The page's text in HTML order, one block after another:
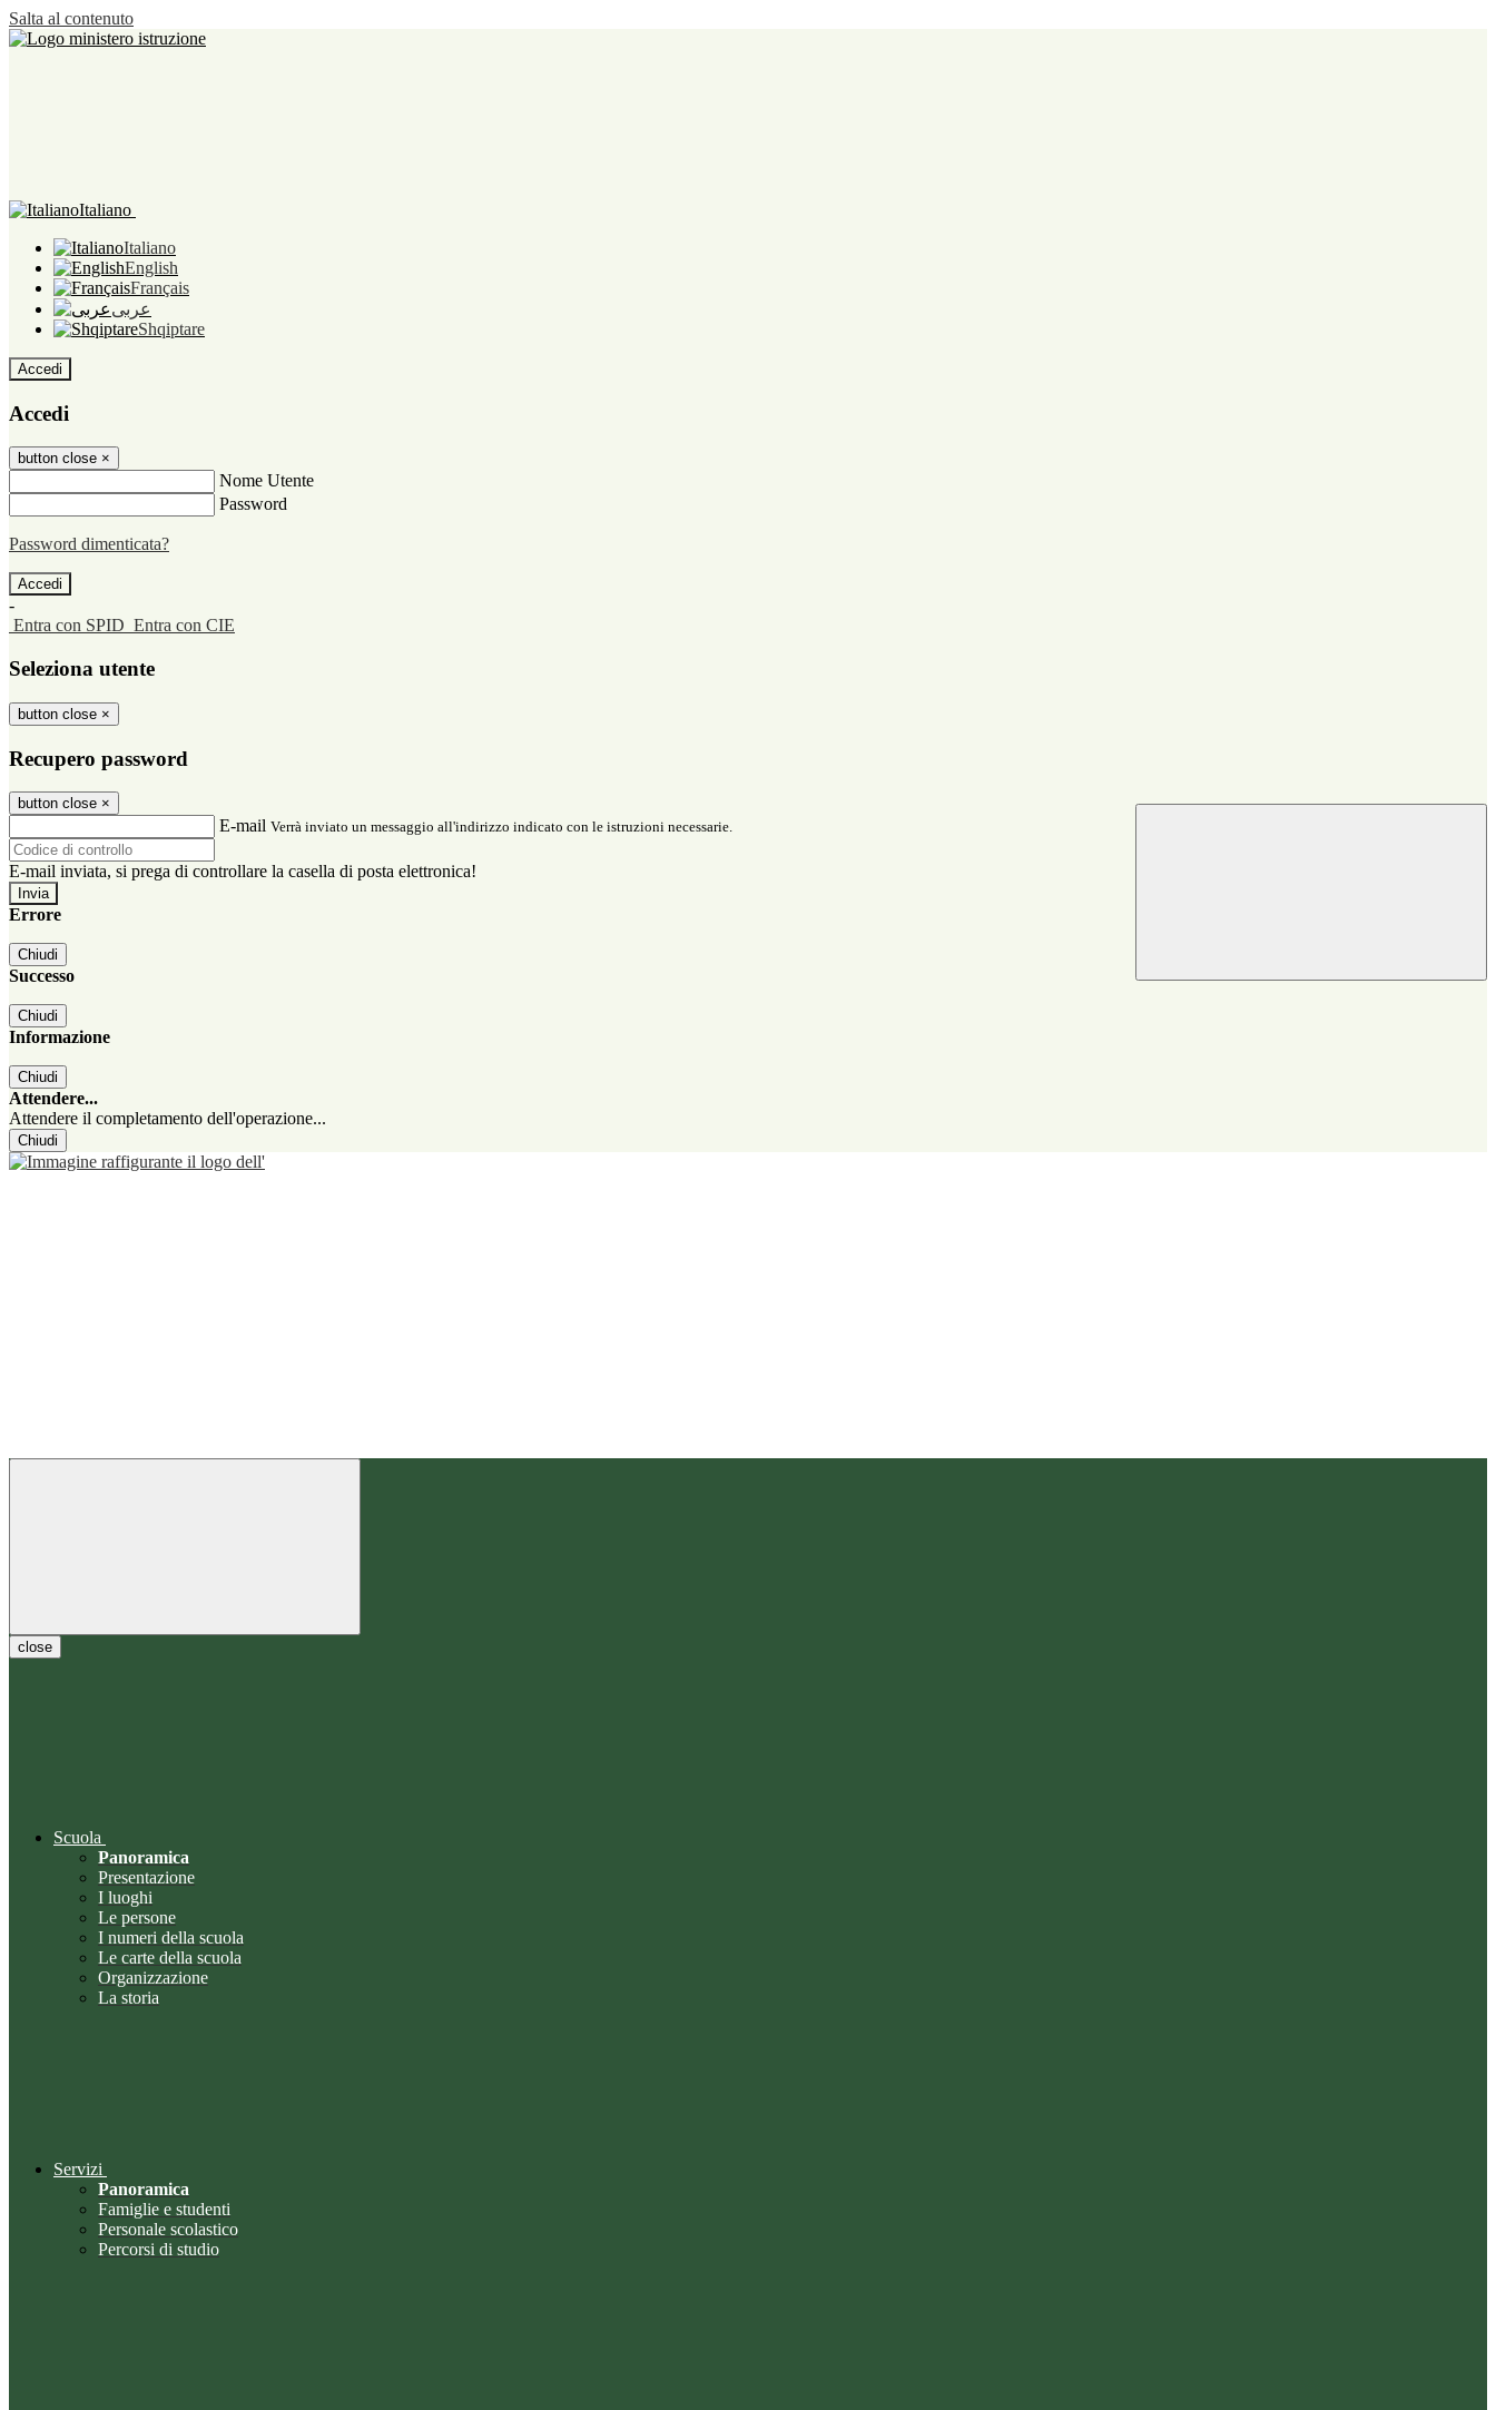
Salta al contenuto
Italiano
Italiano
English
Français
عربى
Shqiptare
Accedi
Accedi
button close ×
Nome Utente
Password
Password dimenticata?
-
Entra con SPID Entra con CIE
Seleziona utente
button close ×
Recupero password
button close ×
E-mail Verrà inviato un messaggio all'indirizzo indicato con le istruzioni necessarie.
E-mail inviata, si prega di controllare la casella di posta elettronica!
Errore
Chiudi
Successo
Chiudi
Informazione
Chiudi
Attendere...
Attendere il completamento dell'operazione...
Chiudi
close
Scuola
Panoramica
Presentazione
I luoghi
Le persone
I numeri della scuola
Le carte della scuola
Organizzazione
La storia
Servizi
Panoramica
Famiglie e studenti
Personale scolastico
Percorsi di studio